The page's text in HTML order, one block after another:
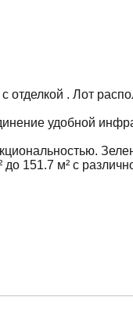
отделкой . Лот
удобной
151.7 м² с